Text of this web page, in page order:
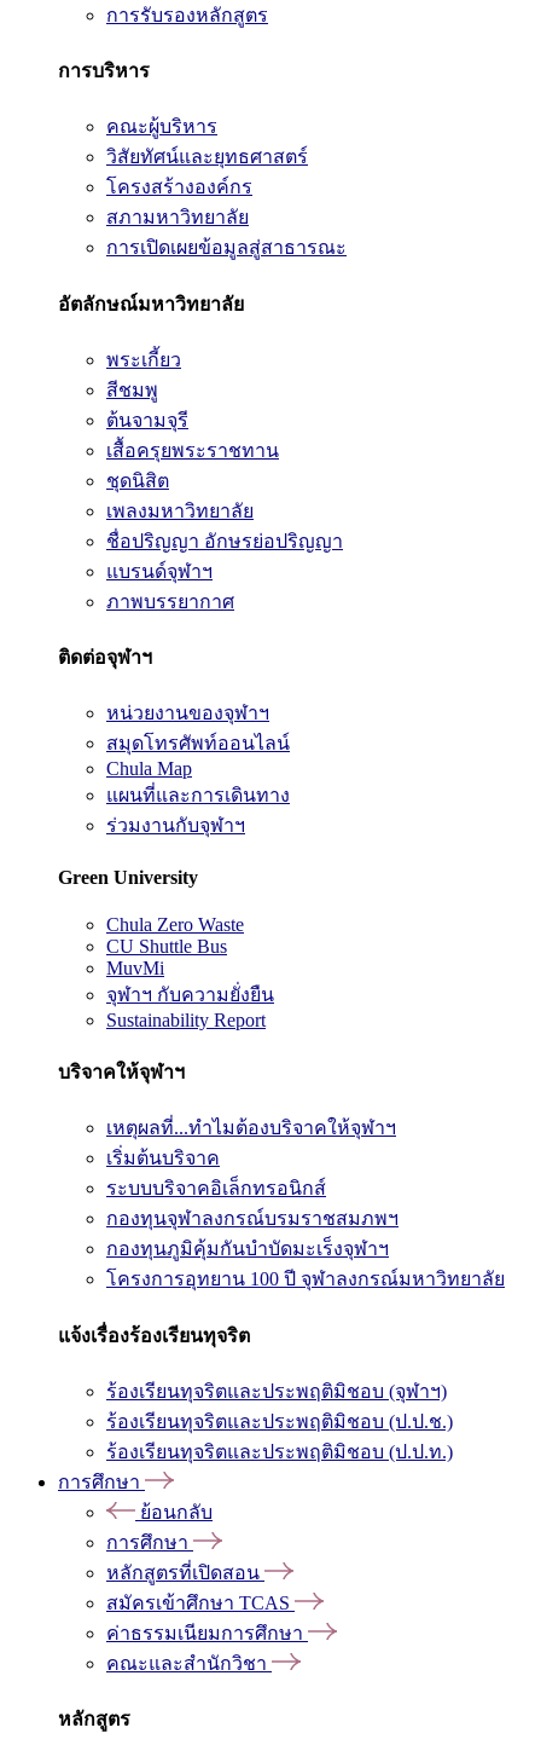
การรับรองหลักสูตร
การบริหาร
คณะผู้บริหาร
วิสัยทัศน์และยุทธศาสตร์
โครงสร้างองค์กร
สภามหาวิทยาลัย
การเปิดเผยข้อมูลสู่สาธารณะ
อัตลักษณ์มหาวิทยาลัย
พระเกี้ยว
สีชมพู
ต้นจามจุรี
เสื้อครุยพระราชทาน
ชุดนิสิต
เพลงมหาวิทยาลัย
ชื่อปริญญา อักษรย่อปริญญา
แบรนด์จุฬาฯ
ภาพบรรยากาศ
ติดต่อจุฬาฯ
หน่วยงานของจุฬาฯ
สมุดโทรศัพท์ออนไลน์
Chula Map
แผนที่และการเดินทาง
ร่วมงานกับจุฬาฯ
Green University
Chula Zero Waste
CU Shuttle Bus
MuvMi
จุฬาฯ กับความยั่งยืน
Sustainability Report
บริจาคให้จุฬาฯ
เหตุผลที่...ทำไมต้องบริจาคให้จุฬาฯ
เริ่มต้นบริจาค
ระบบบริจาคอิเล็กทรอนิกส์
กองทุนจุฬาลงกรณ์บรมราชสมภพฯ
กองทุนภูมิคุ้มกันบำบัดมะเร็งจุฬาฯ
โครงการอุทยาน 100 ปี จุฬาลงกรณ์มหาวิทยาลัย
แจ้งเรื่องร้องเรียนทุจริต
ร้องเรียนทุจริตและประพฤติมิชอบ (จุฬาฯ)
ร้องเรียนทุจริตและประพฤติมิชอบ (ป.ป.ช.)
ร้องเรียนทุจริตและประพฤติมิชอบ (ป.ป.ท.)
การศึกษา
ย้อนกลับ
การศึกษา
หลักสูตรที่เปิดสอน
สมัครเข้าศึกษา TCAS
ค่าธรรมเนียมการศึกษา
คณะและสำนักวิชา
หลักสูตร